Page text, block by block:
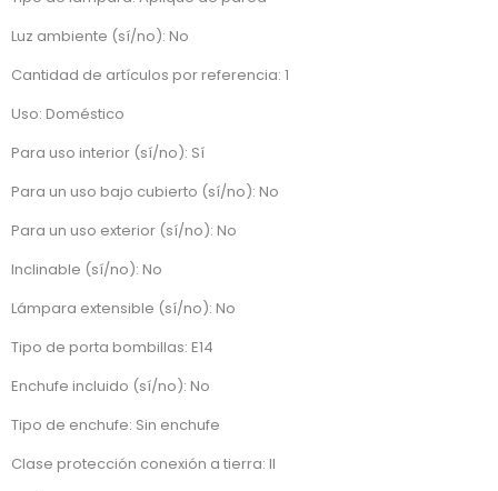
Luz ambiente (sí/no): No
Cantidad de artículos por referencia: 1
Uso: Doméstico
Para uso interior (sí/no): Sí
Para un uso bajo cubierto (sí/no): No
Para un uso exterior (sí/no): No
Inclinable (sí/no): No
Lámpara extensible (sí/no): No
Tipo de porta bombillas: E14
Enchufe incluido (sí/no): No
Tipo de enchufe: Sin enchufe
Clase protección conexión a tierra: II